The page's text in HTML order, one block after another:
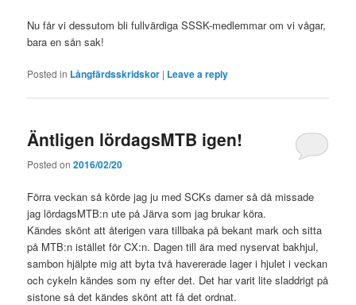
Nu får vi dessutom bli fullvärdiga SSSK-medlemmar om vi vågar,
bara en sån sak!
Posted in Långfärdsskridskor | Leave a reply
Äntligen lördagsMTB igen!
Posted on2016/02/20
Förra veckan så körde jag ju med SCKs damer så då missade
jag lördagsMTB:n ute på Järva som jag brukar köra.
Kändes skönt att återigen vara tillbaka på bekant mark och sitta
på MTB:n istället för CX:n. Dagen till ära med nyservat bakhjul,
sambon hjälpte mig att byta två havererade lager i hjulet i veckan
och cykeln kändes som ny efter det. Det har varit lite sladdrigt på
sistone så det kändes skönt att få det ordnat.